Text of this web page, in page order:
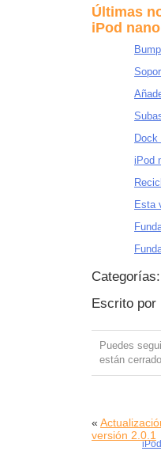
Últimas
iPod nano
Dock
iPod
Esta
Categorías:
Escrito por
Puedes
están
«
versión 2.0.1